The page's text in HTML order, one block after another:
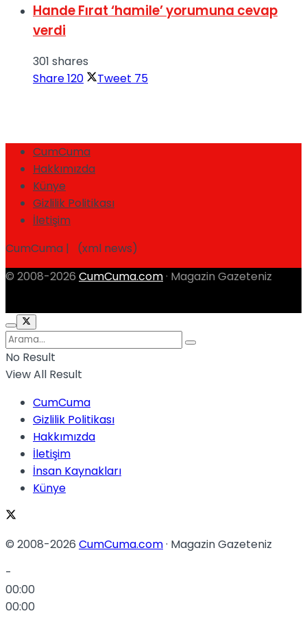
Hande Fırat ‘hamile’ yorumuna cevap
verdi
301 shares
Share120 Tweet 75
CumCuma
Hakkımızda
Künye
Gizlilik Politikası
İletişim
CumCuma | (xml news)
© 2008-2026 CumCuma.com · Magazin Gazeteniz
No Result
View All Result
CumCuma
Gizlilik Politikası
Hakkımızda
İletişim
İnsan Kaynakları
Künye
© 2008-2026 CumCuma.com· Magazin Gazeteniz
-
00:00
00:00